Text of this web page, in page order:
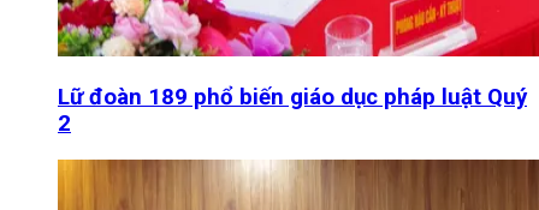
Lữ đoàn 189 phổ biến giáo dục pháp luật Quý
2